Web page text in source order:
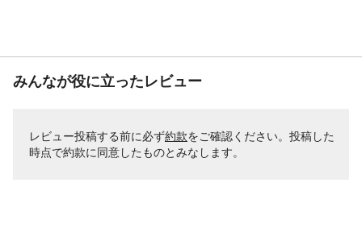
みんなが役に立ったレビュー
レビュー投稿する前に必ず約款をご確認ください。投稿した
時点で約款に同意したものとみなします。